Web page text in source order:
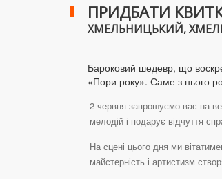
ПРИДБАТИ
ХМЕЛЬНИЦЬКИЙ,
Бароковий шедевр, що
«Пори року». Саме з нього
2 червня запрошуємо вас на
мелодій і подарує відчуття
На сцені цього дня ми
майстерність і артистизм